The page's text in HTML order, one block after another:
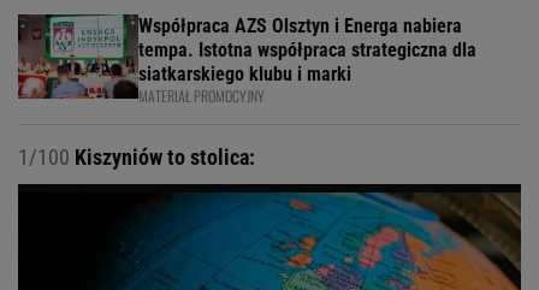
Współpraca AZS Olsztyn i Energa nabiera
tempa. Istotna współpraca strategiczna dla
siatkarskiego klubu i marki
MATERIAŁ PROMOCYJNY
1/100 Kiszyniów to stolica: